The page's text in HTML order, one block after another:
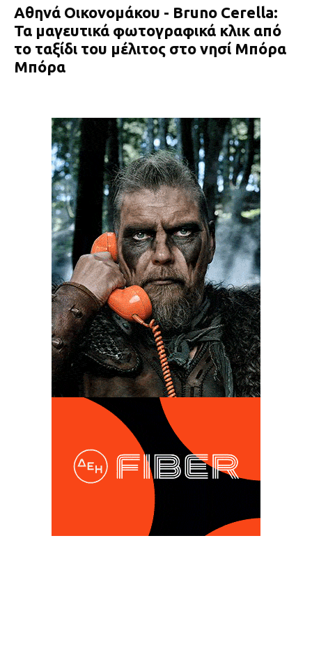
Αθηνά Οικονομάκου - Bruno Cerella:
Τα μαγευτικά φωτογραφικά κλικ από
το ταξίδι του μέλιτος στο νησί Μπόρα
Μπόρα